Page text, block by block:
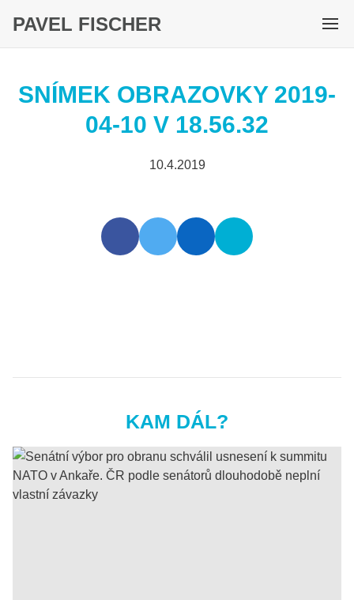
PAVEL FISCHER
M
SNÍMEK OBRAZOVKY 2019-
04-10 V 18.56.32
10.4.2019
KAM DÁL?